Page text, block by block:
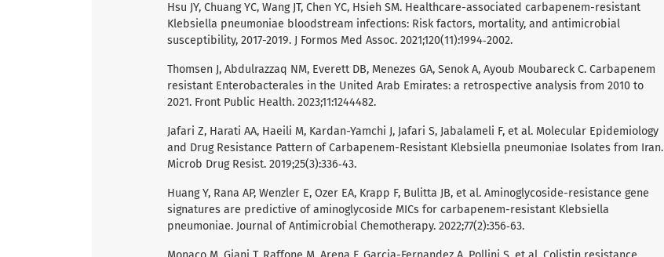
Hsu JY, Chuang YC, Wang JT, Chen YC, Hsieh SM. Healthcare-associated carbapenem-resistant
Klebsiella pneumoniae bloodstream infections: Risk factors, mortality, and antimicrobial
susceptibility, 2017-2019. J Formos Med Assoc. 2021;120(11):1994‑2002.
Thomsen J, Abdulrazzaq NM, Everett DB, Menezes GA, Senok A, Ayoub Moubareck C. Carbapenem
resistant Enterobacterales in the United Arab Emirates: a retrospective analysis from 2010 to
2021. Front Public Health. 2023;11:1244482.
Jafari Z, Harati AA, Haeili M, Kardan-Yamchi J, Jafari S, Jabalameli F, et al. Molecular Epidemiology
and Drug Resistance Pattern of Carbapenem-Resistant Klebsiella pneumoniae Isolates from Iran.
Microb Drug Resist. 2019;25(3):336‑43.
Huang Y, Rana AP, Wenzler E, Ozer EA, Krapp F, Bulitta JB, et al. Aminoglycoside-resistance gene
signatures are predictive of aminoglycoside MICs for carbapenem-resistant Klebsiella
pneumoniae. Journal of Antimicrobial Chemotherapy. 2022;77(2):356‑63.